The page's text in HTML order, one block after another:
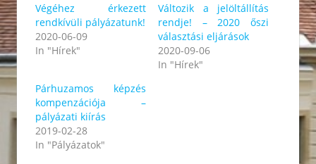
Végéhez érkezett
rendkívüli pályázatunk!
2020-06-09
In "Hírek"
Változik a jelöltállítás
rendje! – 2020 őszi
választási eljárások
2020-09-06
In "Hírek"
Párhuzamos képzés
kompenzációja –
pályázati kiírás
2019-02-28
In "Pályázatok"